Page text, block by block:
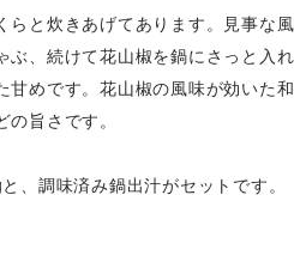
と炊きあげてあります。見事な
、続けて花山椒を鍋にさっと入
めです。花山椒の風味が効いた
旨さです。
、調味済み鍋出汁がセットです。